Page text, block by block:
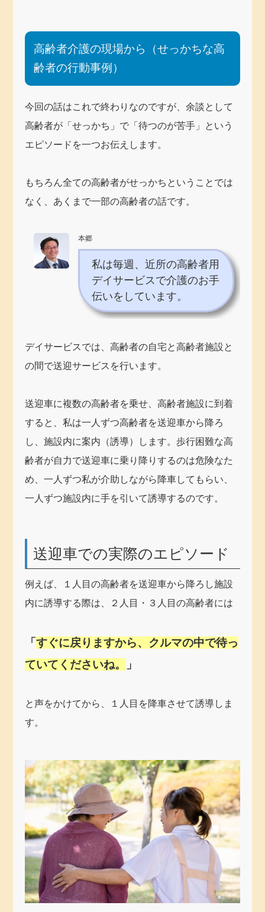
高齢者介護の現場から（せっかちな高
齢者の行動事例）
今回の話はこれで終わりなのですが、余談として
高齢者が「せっかち」で「待つのが苦手」という
エピソードを一つお伝えします。
もちろん全ての高齢者がせっかちということでは
なく、あくまで一部の高齢者の話です。
本郷
私は毎週、近所の高齢者用
デイサービスで介護のお手
伝いをしています。
デイサービスでは、高齢者の自宅と高齢者施設と
の間で送迎サービスを行います。
送迎車に複数の高齢者を乗せ、高齢者施設に到着
すると、私は一人ずつ高齢者を送迎車から降ろ
し、施設内に案内（誘導）します。歩行困難な高
齢者が自力で送迎車に乗り降りするのは危険なた
め、一人ずつ私が介助しながら降車してもらい、
一人ずつ施設内に手を引いて誘導するのです。
送迎車での実際のエピソード
例えば、１人目の高齢者を送迎車から降ろし施設
内に誘導する際は、２人目・３人目の高齢者には
「すぐに戻りますから、クルマの中で待っ
ていてくださいね。
」
と声をかけてから、１人目を降車させて誘導しま
す。